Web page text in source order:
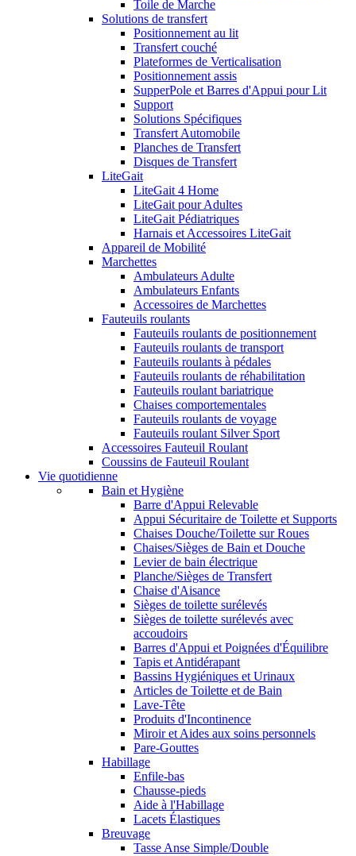
Toile de Marche
Solutions de transfert
Positionnement au lit
Transfert couché
Plateformes de Verticalisation
Positionnement assis
SupperPole et Barres d'Appui pour Lit
Support
Solutions Spécifiques
Transfert Automobile
Planches de Transfert
Disques de Transfert
LiteGait
LiteGait 4 Home
LiteGait pour Adultes
LiteGait Pédiatriques
Harnais et Accessoires LiteGait
Appareil de Mobilité
Marchettes
Ambulateurs Adulte
Ambulateurs Enfants
Accessoires de Marchettes
Fauteuils roulants
Fauteuils roulants de positionnement
Fauteuils roulants de transport
Fauteuils roulants à pédales
Fauteuils roulants de réhabilitation
Fauteuils roulant bariatrique
Chaises comportementales
Fauteuils roulants de voyage
Fauteuils roulant Silver Sport
Accessoires Fauteuil Roulant
Coussins de Fauteuil Roulant
Vie quotidienne
Bain et Hygiène
Barre d'Appui Relevable
Appui Sécuritaire de Toilette et Supports
Chaises Douche/Toilette sur Roues
Chaises/Sièges de Bain et Douche
Levier de bain électrique
Planche/Sièges de Transfert
Chaise d'Aisance
Sièges de toilette surélevés
Sièges de toilette surélevés avec
accoudoirs
Barres d'Appui et Poignées d'Équilibre
Tapis et Antidérapant
Bassins Hygiéniques et Urinaux
Articles de Toilette et de Bain
Lave-Tête
Produits d'Incontinence
Miroir et Aides aux soins personnels
Pare-Gouttes
Habillage
Enfile-bas
Chausse-pieds
Aide à l'Habillage
Lacets Élastiques
Breuvage
Tasse Anse Simple/Double